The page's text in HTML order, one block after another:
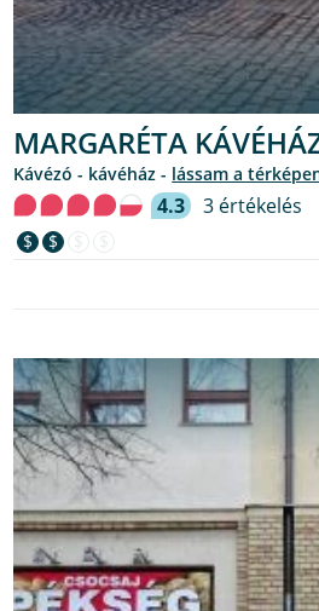
MARGARÉTA
kávézó - kávéház - lássam a
4.3 3 értékelés
$ $